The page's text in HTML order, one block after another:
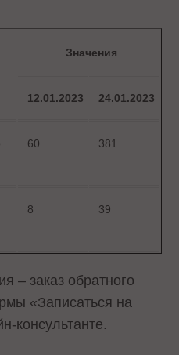
Значения
12.01.2023 24.01.2023
60 381
8 39
– заказ обратного
«Записаться на
консультанте.